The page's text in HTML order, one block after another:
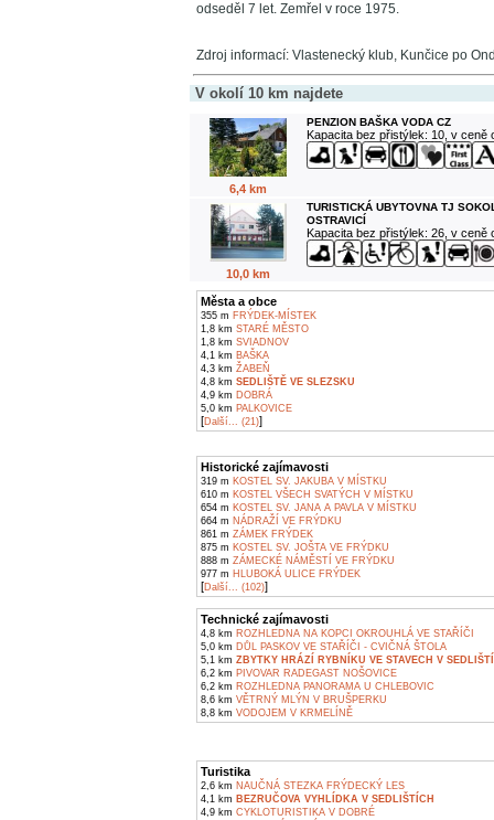
odseděl 7 let. Zemřel v roce 1975.
Zdroj informací: Vlastenecký klub, Kunčice po
V okolí 10 km najdete
6,4 km
PENZION BAŠKA VODA CZ
Kapacita bez přistýlek: 10, v ceně
10,0 km
TURISTICKÁ UBYTOVNA TJ
OSTRAVICÍ
Kapacita bez přistýlek: 26, v ceně
Města a obce
355 m FRÝDEK-MÍSTEK
1,8 km STARÉ MĚSTO
1,8 km SVIADNOV
4,1 km BAŠKA
4,3 km ŽABEŇ
4,8 km SEDLIŠTĚ VE SLEZSKU
4,9 km DOBRÁ
5,0 km PALKOVICE
[Další... (21)]
Historické zajímavosti
319 m KOSTEL SV. JAKUBA V MÍSTKU
610 m KOSTEL VŠECH SVATÝCH V MÍSTKU
654 m KOSTEL SV. JANA A PAVLA V MÍSTKU
664 m NÁDRAŽÍ VE FRÝDKU
861 m ZÁMEK FRÝDEK
875 m KOSTEL SV. JOŠTA VE FRÝDKU
888 m ZÁMECKÉ NÁMĚSTÍ VE FRÝDKU
977 m HLUBOKÁ ULICE FRÝDEK
[Další... (102)]
Technické zajímavosti
4,8 km ROZHLEDNA NA KOPCI OKROUHLÁ VE STAŘÍČI
5,0 km DŮL PASKOV VE STAŘÍČI - CVIČNÁ ŠTOLA
5,1 km ZBYTKY HRÁZÍ RYBNÍKU VE STAVECH V
6,2 km PIVOVAR RADEGAST NOŠOVICE
6,2 km ROZHLEDNA PANORAMA U CHLEBOVIC
8,6 km VĚTRNÝ MLÝN V BRUŠPERKU
8,8 km VODOJEM V KRMELÍNĚ
Turistika
2,6 km NAUČNÁ STEZKA FRÝDECKÝ LES
4,1 km BEZRUČOVA VYHLÍDKA V SEDLIŠTÍCH
4,9 km CYKLOTURISTIKA V DOBRÉ